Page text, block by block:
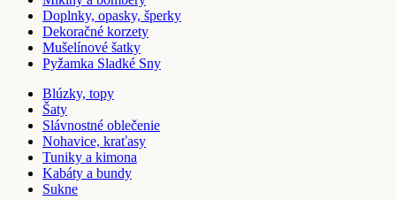
Doplnky, opasky, šperky
Dekoračné korzety
Mušelínové šatky
Pyžamka Sladké Sny
Blúzky, topy
Šaty
Slávnostné oblečenie
Nohavice, kraťasy
Tuniky a kimona
Kabáty a bundy
Sukne